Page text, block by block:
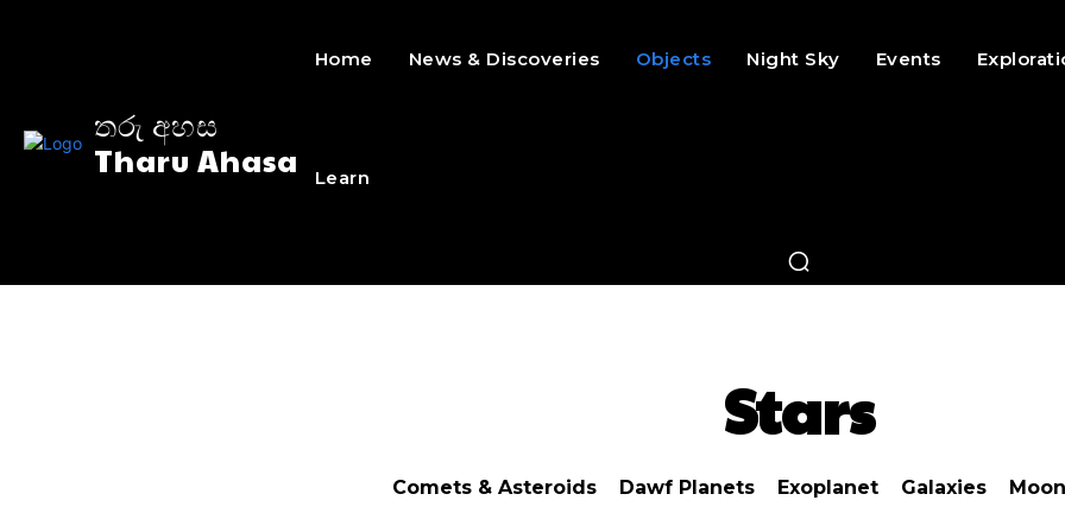
තරු අහස
Tharu Ahasa
Home News & Discoveries Objects Night Sky Events
Learn
Stars
Comets & Asteroids Dawf Planets Exoplanet Galaxies